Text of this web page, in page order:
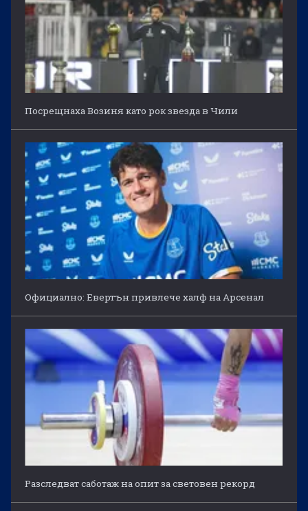
Посрещнаха Возиня като рок звезда в Чили
Официално: Евертън привлече халф на Арсенал
Разследват саботаж на опит за световен рекорд